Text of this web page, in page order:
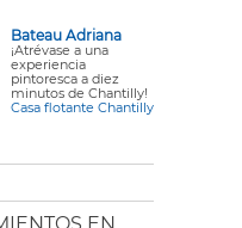
Bateau Adriana
¡Atrévase a una
experiencia
pintoresca a diez
minutos de Chantilly!
Casa flotante Chantilly